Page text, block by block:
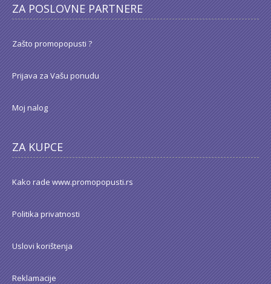
ZA POSLOVNE PARTNERE
Zašto promopopusti ?
Prijava za Vašu ponudu
Moj nalog
ZA KUPCE
Kako rade www.promopopusti.rs
Politika privatnosti
Uslovi korištenja
Reklamacije